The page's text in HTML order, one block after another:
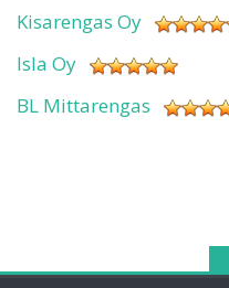
Kisarengas Oy
Isla Oy
BL Mittarengas